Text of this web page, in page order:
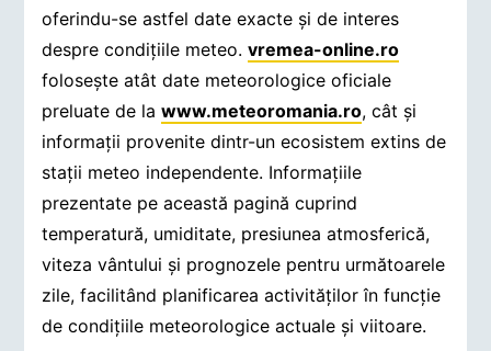
oferindu-se astfel date exacte și de interes
despre condițiile meteo.vremea-online.ro
folosește atât date meteorologice oficiale
preluate de lawww.meteoromania.ro, cât și
informații provenite dintr-un ecosistem extins de
stații meteo independente. Informațiile
prezentate pe această pagină cuprind
temperatură, umiditate, presiunea atmosferică,
viteza vântului și prognozele pentru următoarele
zile, facilitând planificarea activităților în funcție
de condițiile meteorologice actuale și viitoare.